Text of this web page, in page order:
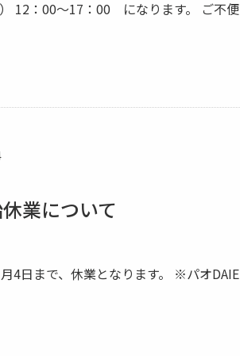
12：00～17：00 になります。 ご不便
業について
4日まで、休業となります。 ※パオ